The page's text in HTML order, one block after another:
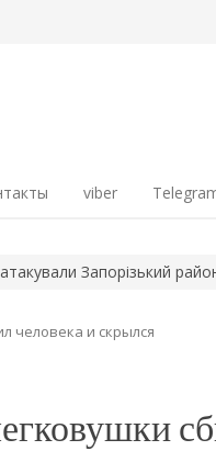
viber
Запорізький район
человека и скрылся